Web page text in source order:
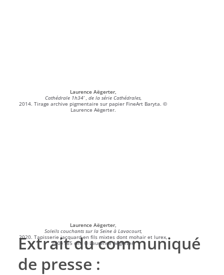
Laurence Aëgerter,
Cathédrale 1h34’ , de la série Cathédrales,
2014. Tirage archive pigmentaire sur papier FineArt Baryta. ©
Laurence Aëgerter.
Laurence Aëgerter,
Soleils couchants sur la Seine à Lavacourt,
2020. Tapisserie jacquard en fils mixtes dont mohair et lurex,
260×165 cm. © Laurence Aëgerter.
Extrait du communiqué
de presse :